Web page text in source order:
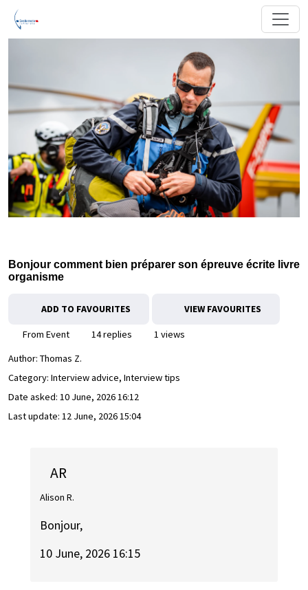
Bonjour comment bien préparer son épreuve écrite livre
organisme
ADD TO FAVOURITES VIEW FAVOURITES
From Event 14 replies
1 views
Author: Thomas Z.
Category: Interview advice, Interview tips
Date asked: 10 June, 2026 16:12
Last update: 12 June, 2026 15:04
AR
Alison R.
Bonjour,
10 June, 2026 16:15